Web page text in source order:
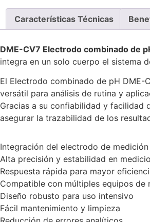
Características Técnicas
DME-CV7 Electrodo combinado de
integra en un solo cuerpo el sistema
El Electrodo combinado de pH
versátil para análisis de rutina y
Gracias a su confiabilidad y facilidad
asegurar la trazabilidad de los
Integración del electrodo de
Alta precisión y estabilidad en
Respuesta rápida para mayor
Compatible con múltiples equipos de
Diseño robusto para uso intensivo
Fácil mantenimiento y limpieza